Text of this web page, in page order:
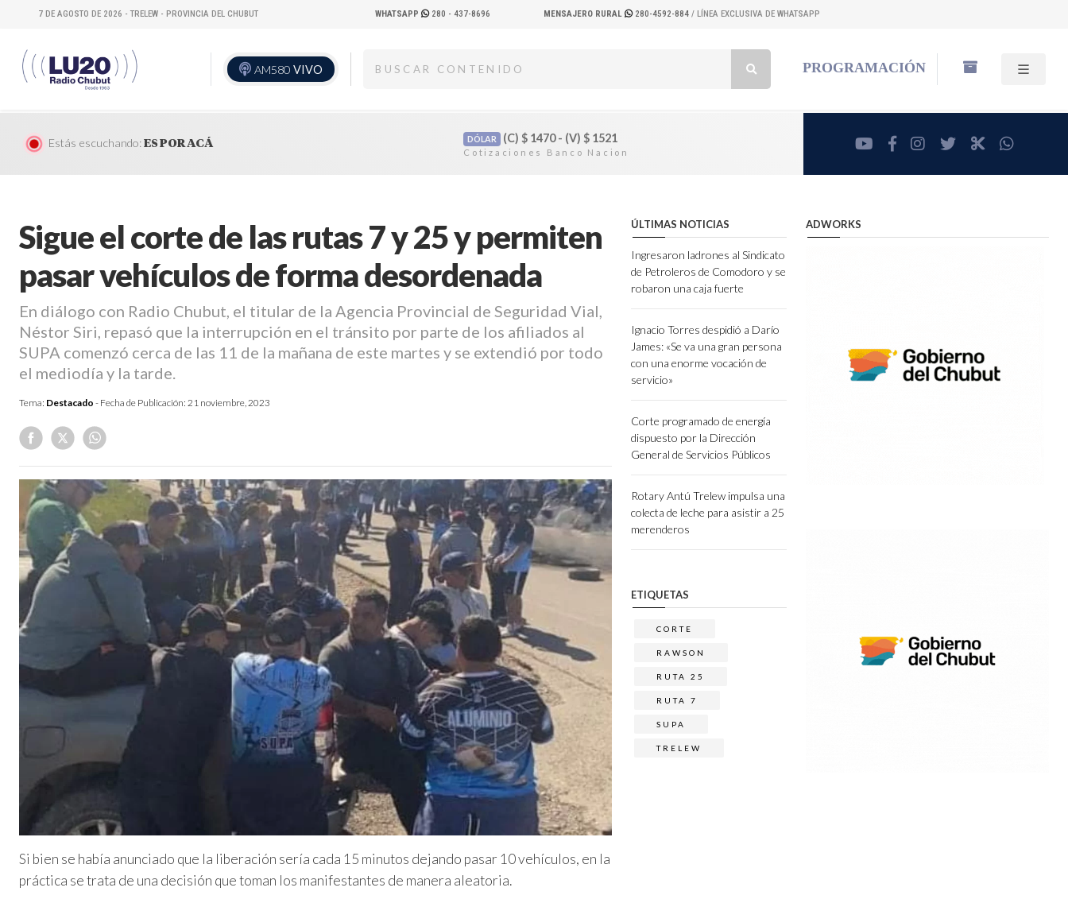
7 DE AGOSTO DE 2026 - TRELEW - PROVINCIA DEL CHUBUT WHATSAPP 280 - 437-8696 MENSAJERO RURAL 280-4592-884 / LÍNEA EXCLUSIVA DE WHATSAPP
AM580 VIVO PROGRAMACIÓN
Estás escuchando:ES POR ACÁ DÓLAR (C) $1470 - (V) $1521 youtubefacebookinstagram
twitterRadioCut
Sigue el corte de las rutas 7 y 25 y permiten
pasar vehículos de forma desordenada
En diálogo con Radio Chubut, el titular de la Agencia Provincial de Seguridad Vial,
Néstor Siri, repasó que la interrupción en el tránsito por parte de los afiliados al
SUPA comenzó cerca de las 11 de la mañana de este martes y se extendió por todo
el mediodía y la tarde.
Tema: Destacado - Fecha de Publicación: 21 noviembre, 2023
Si bien se había anunciado que la liberación sería cada 15 minutos dejando pasar 10 vehículos, en la
práctica se trata de una decisión que toman los manifestantes de manera aleatoria.
ÚLTIMAS NOTICIAS
Ingresaron ladrones al Sindicato
de Petroleros de Comodoro y se
robaron una caja fuerte
Ignacio Torres despidió a Darío
James: «Se va una gran persona
con una enorme vocación de
servicio»
Corte programado de energía
dispuesto por la Dirección
General de Servicios Públicos
Rotary Antú Trelew impulsa una
colecta de leche para asistir a 25
merenderos
ETIQUETAS
CORTE
RAWSON
RUTA 25
RUTA 7
SUPA
TRELEW
ADWORKS